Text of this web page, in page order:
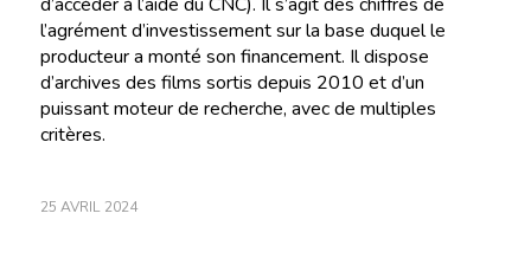
l’agrément d’investissement sur la base duquel le
producteur a monté son financement. Il dispose
d’archives des films sortis depuis 2010 et d’un
puissant moteur de recherche, avec de multiples
critères.
25 AVRIL 2024